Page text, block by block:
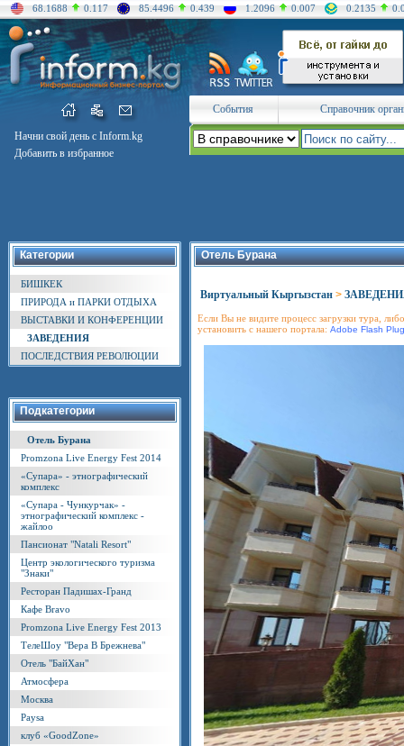
68.1688 0.117 85.4496 0.439 1.2096 0.007 0.2135
Начни свой день с Inform.kg
Добавить в избранное
События Справочник
Категории
БИШКЕК
ПРИРОДА и ПАРКИ ОТДЫХА
ВЫСТАВКИ И КОНФЕРЕНЦИИ
ЗАВЕДЕНИЯ
ПОСЛЕДСТВИЯ РЕВОЛЮЦИИ
Подкатегории
Отель Бурана
Promzona Live Energy Fest 2014
«Супара» - этнографический
комплекс
«Супара - Чункурчак» -
этнографический комплекс -
жайлоо
Пансионат "Natali Resort"
Центр экологического туризма
"Знаки"
Ресторан Падишах-Гранд
Кафе Bravo
Promzona Live Energy Fest 2013
ТелеШоу "Вера В Брежнева"
Отель "БайХан"
Атмосфера
Москва
Paysa
клуб «GoodZone»
Отель Бурана
Виртуальный Кыргызстан >
Если Вы не видите процесс загрузки тура,
установить с нашего портала: Adobe Flash